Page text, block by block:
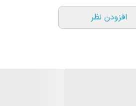
افزودن نظر